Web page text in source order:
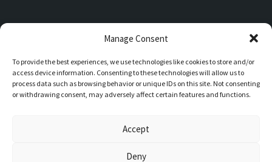
Manage Consent
To provide the best experiences, we use technologies like cookies to store and/or
access device information. Consenting to these technologies will allow us to
process data such as browsing behavior or unique IDs on this site. Not consenting
or withdrawing consent, may adversely affect certain features and functions.
Accept
Deny
Menù
Privacy policy
Cookie policy
Consiglio in carica